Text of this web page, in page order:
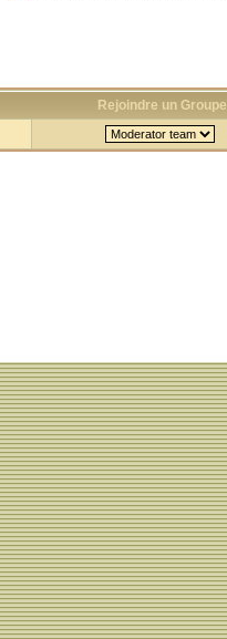
Rejoindre un Groupe